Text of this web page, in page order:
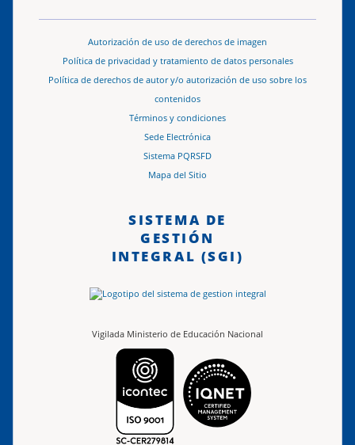
Autorización de uso de derechos de imagen
Política de privacidad y tratamiento de datos personales
Política de derechos de autor y/o autorización de uso sobre los
contenidos
Términos y condiciones
Sede Electrónica
Sistema PQRSFD
Mapa del Sitio
SISTEMA DE
GESTIÓN
INTEGRAL (SGI)
Vigilada Ministerio de Educación Nacional